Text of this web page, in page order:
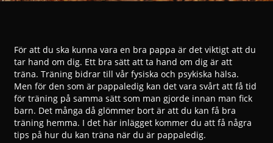
För att du ska kunna vara en bra pappa är det viktigt att du
tar hand om dig. Ett bra sätt att ta hand om dig är att
träna. Träning bidrar till vår fysiska och psykiska hälsa.
Men för den som är pappaledig kan det vara svårt att få tid
för träning på samma sätt som man gjorde innan man fick
barn. Det många då glömmer bort är att du kan få bra
träning hemma. I det här inlägget kommer du att få några
tips på hur du kan träna när du är pappaledig.